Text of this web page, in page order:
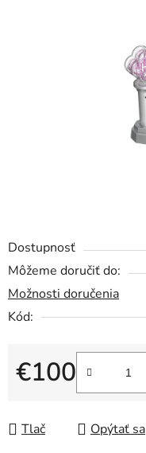
Dostupnosť
Môžeme doručiť do:
Možnosti doručenia
Kód:
€100
Jednotková cena:
Tlač Opýtať sa